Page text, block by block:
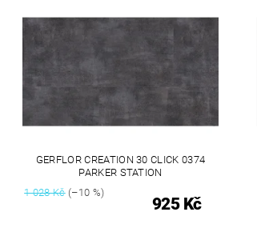
GERFLOR CREATION 30 CLICK 0374
PARKER STATION
1 028 Kč(–10 %)
925 Kč